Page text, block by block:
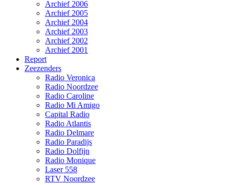
Archief 2006
Archief 2005
Archief 2004
Archief 2003
Archief 2002
Archief 2001
Report
Zeezenders
Radio Veronica
Radio Noordzee
Radio Caroline
Radio Mi Amigo
Capital Radio
Radio Atlantis
Radio Delmare
Radio Paradijs
Radio Dolfijn
Radio Monique
Laser 558
RTV Noordzee